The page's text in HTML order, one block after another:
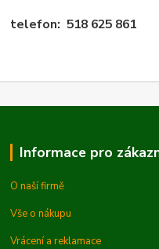
telefon:518 625 861
Informace pro
O naší firmě
Vše o nákupu
Vrácení a reklamace